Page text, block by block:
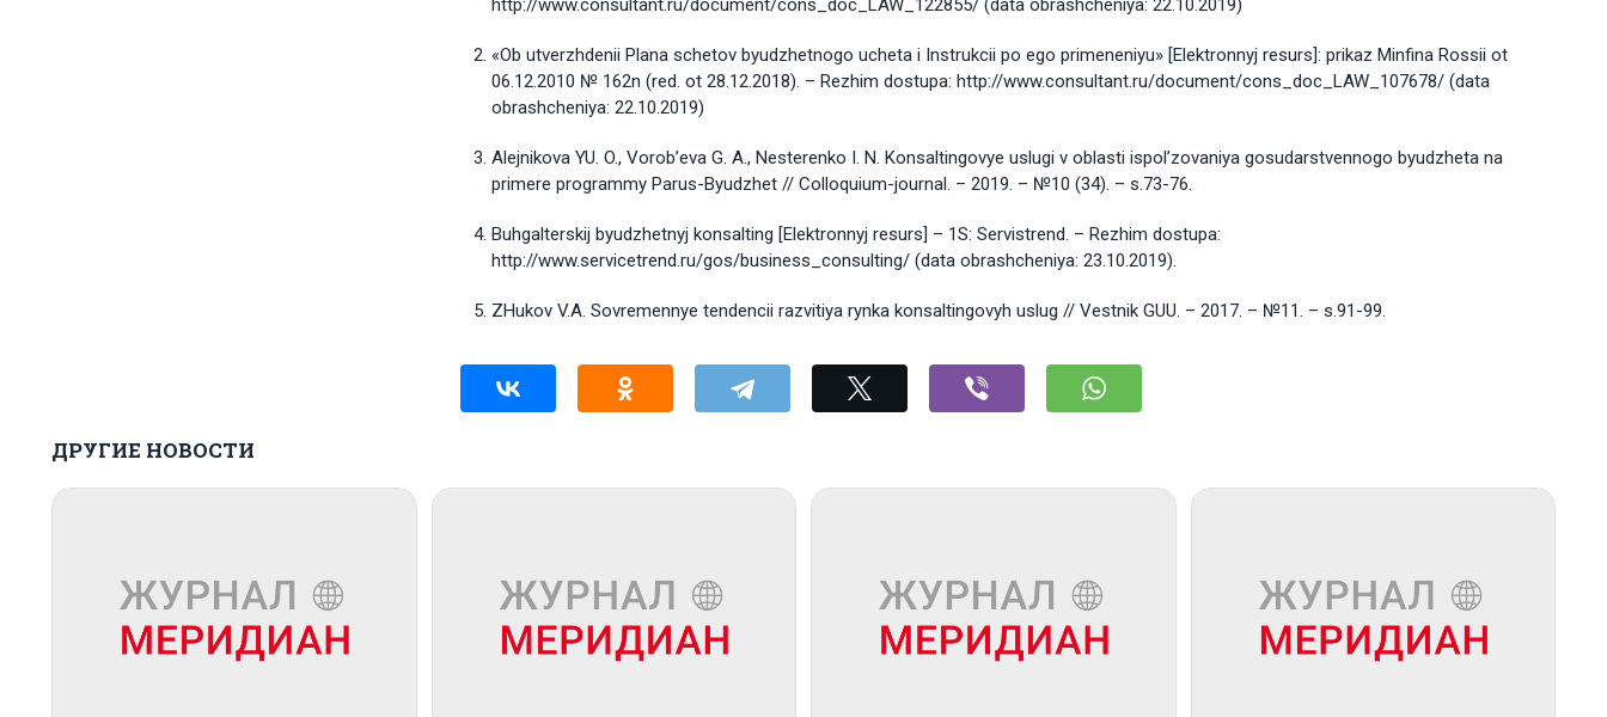
http://www.consultant.ru/document/cons_doc_LAW_122855/ (data obrashcheniya: 22.10.2019)
«Ob utverzhdenii Plana schetov byudzhetnogo ucheta i Instrukcii po ego primeneniyu» [Elektronnyj resurs]: prikaz Minfina Rossii ot
06.12.2010 № 162n (red. ot 28.12.2018). – Rezhim dostupa: http://www.consultant.ru/document/cons_doc_LAW_107678/ (data
obrashcheniya: 22.10.2019)
Alejnikova YU. O., Vorob’eva G. A., Nesterenko I. N. Konsaltingovye uslugi v oblasti ispol’zovaniya gosudarstvennogo byudzheta na
primere programmy Parus-Byudzhet // Colloquium-journal. – 2019. – №10 (34). – s.73-76.
Buhgalterskij byudzhetnyj konsalting [Elektronnyj resurs] – 1S: Servistrend. – Rezhim dostupa:
http://www.servicetrend.ru/gos/business_consulting/ (data obrashcheniya: 23.10.2019).
ZHukov V.A. Sovremennye tendencii razvitiya rynka konsaltingovyh uslug // Vestnik GUU. – 2017. – №11. – s.91-99.
ДРУГИЕ НОВОСТИ